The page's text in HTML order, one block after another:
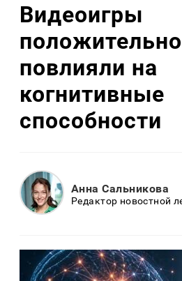
Видеоигры
положительно
повлияли на
когнитивные
способности
Анна Сальникова
Редактор новостной